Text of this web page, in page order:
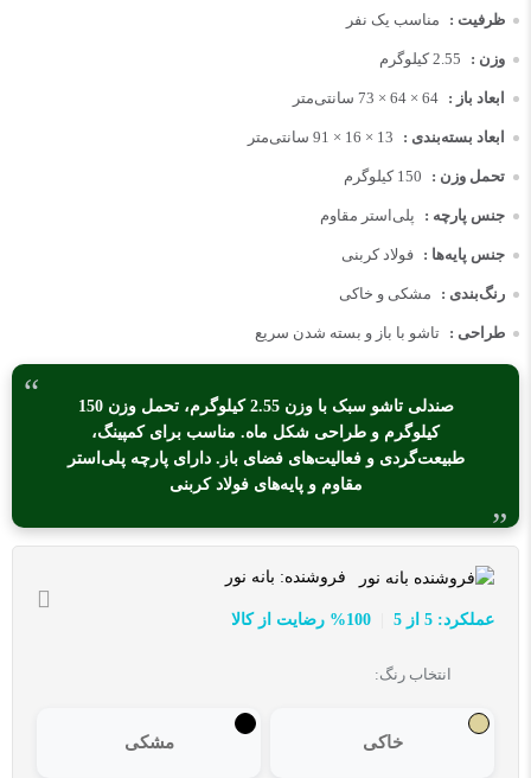
ظرفیت : مناسب یک نفر
وزن : 2.55 کیلوگرم
ابعاد باز : 64 × 64 × 73 سانتی‌متر
ابعاد بسته‌بندی : 13 × 16 × 91 سانتی‌متر
تحمل وزن : 150 کیلوگرم
جنس پارچه : پلی‌استر مقاوم
جنس پایه‌ها : فولاد کربنی
رنگ‌بندی : مشکی و خاکی
طراحی : تاشو با باز و بسته شدن سریع
صندلی تاشو سبک با وزن 2.55 کیلوگرم، تحمل وزن 150
کیلوگرم و طراحی شکل ماه. مناسب برای کمپینگ،
طبیعت‌گردی و فعالیت‌های فضای باز. دارای پارچه پلی‌استر
مقاوم و پایه‌های فولاد کربنی
فروشنده: بانه نور
عملکرد: 5 از 5 100% رضایت از کالا
انتخاب رنگ:
خاکی مشکی